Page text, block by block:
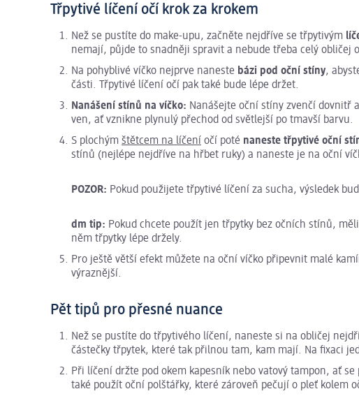
Třpytivé líčení očí krok za krokem
Než se pustíte do make-upu, začněte nejdříve se třpytivým
nemají, půjde to snadněji spravit a nebude třeba celý obličej
Na pohyblivé víčko nejprve naneste bázi pod oční stíny,
části. Třpytivé líčení očí pak také bude lépe držet.
Nanášení stínů na víčko: Nanášejte oční stíny zvenčí dovnitř
ven, ať vznikne plynulý přechod od světlejší po tmavší barvu.
S plochým štětcem na líčení očí poté naneste třpytivé oční
stínů (nejlépe nejdříve na hřbet ruky) a naneste je na oční
POZOR: Pokud použijete třpytivé líčení za sucha, výsledek
dm tip: Pokud chcete použít jen třpytky bez očních stínů,
něm třpytky lépe držely.
Pro ještě větší efekt můžete na oční víčko připevnit malé
výraznější.
Pět tipů pro přesné nuance
Než se pustíte do třpytivého líčení, naneste si na obličej
částečky třpytek, které tak přilnou tam, kam mají. Na fixaci
Při líčení držte pod okem kapesník nebo vatový tampon, ať
také použít oční polštářky, které zároveň pečují o pleť kolem